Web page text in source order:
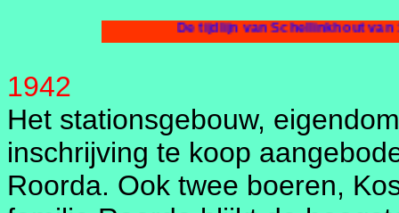
De tijdlijn van
1942
Het stationsgebouw,
inschrijving te koop
Roorda. Ook twee boeren,